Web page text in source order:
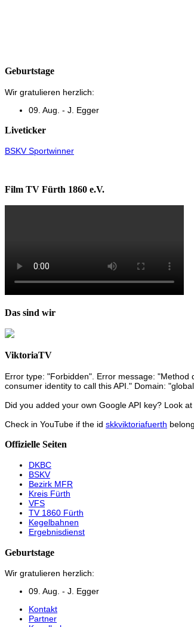
Geburtstage
Wir gratulieren herzlich:
09. Aug. - J. Egger
Liveticker
BSKV Sportwinner
Film TV Fürth 1860 e.V.
Das sind wir
ViktoriaTV
Error type: "Forbidden". Error message: "Method
consumer identity to call this API." Domain:
Did you added your own Google API key? Look
Check in YouTube if the id skkviktoriafuerth
Offizielle Seiten
DKBC
BSKV
Bezirk MFR
Kreis Fürth
VFS
TV 1860 Fürth
Kegelbahnen
Ergebnisdienst
Geburtstage
Wir gratulieren herzlich:
09. Aug. - J. Egger
Kontakt
Partner